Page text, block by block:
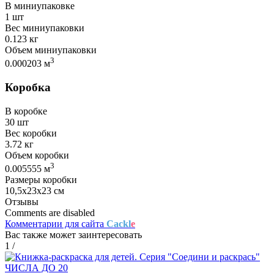
В миниупаковке
1 шт
Вес миниупаковки
0.123 кг
Объем миниупаковки
0.000203 м3
Коробка
В коробке
30 шт
Вес коробки
3.72 кг
Объем коробки
0.005555 м3
Размеры коробки
10,5х23х23 см
Отзывы
Comments are disabled
Комментарии для сайта Cackle
Вас также может заинтересовать
1 /